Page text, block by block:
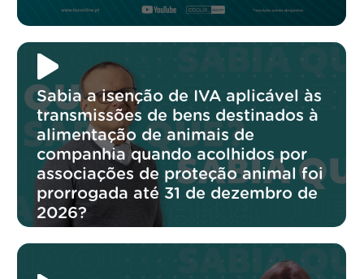
Sabia a isenção de IVA aplicável às
transmissões de bens destinados à
alimentação de animais de
companhia quando acolhidos por
associações de proteção animal foi
prorrogada até 31 de dezembro de
2026?